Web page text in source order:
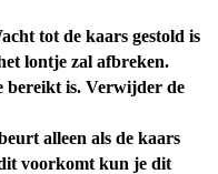
tot de kaars gestold is
lontje zal afbreken.
bereikt is. Verwijder de
alleen als de kaars
voorkomt kun je dit